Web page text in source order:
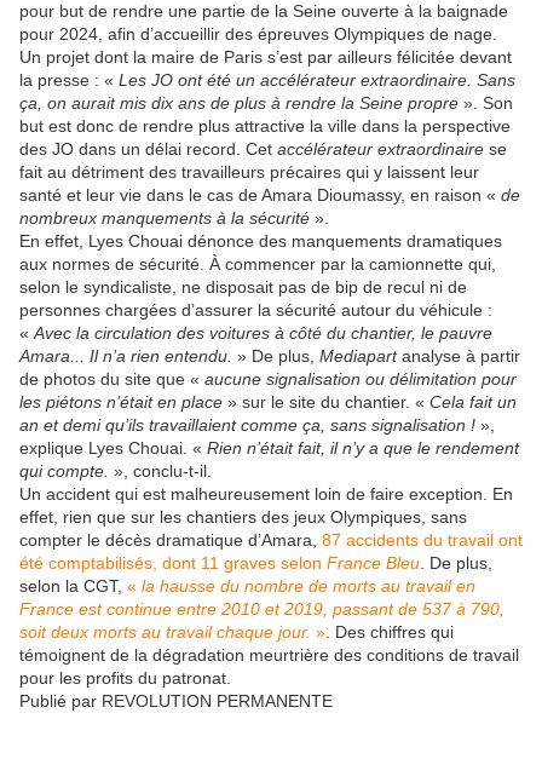
pour but de rendre une partie de la Seine ouverte à la baignade
pour 2024, afin d’accueillir des épreuves Olympiques de nage.
Un projet dont la maire de Paris s’est par ailleurs félicitée devant
la presse : « Les JO ont été un accélérateur extraordinaire. Sans
ça, on aurait mis dix ans de plus à rendre la Seine propre ». Son
but est donc de rendre plus attractive la ville dans la perspective
des JO dans un délai record. Cet accélérateur extraordinaire se
fait au détriment des travailleurs précaires qui y laissent leur
santé et leur vie dans le cas de Amara Dioumassy, en raison « de
nombreux manquements à la sécurité ».
En effet, Lyes Chouai dénonce des manquements dramatiques
aux normes de sécurité. À commencer par la camionnette qui,
selon le syndicaliste, ne disposait pas de bip de recul ni de
personnes chargées d’assurer la sécurité autour du véhicule :
« Avec la circulation des voitures à côté du chantier, le pauvre
Amara... Il n’a rien entendu. » De plus, Mediapartanalyse à partir
de photos du site que « aucune signalisation ou délimitation pour
les piétons n’était en place » sur le site du chantier. « Cela fait un
an et demi qu’ils travaillaient comme ça, sans signalisation ! »,
explique Lyes Chouai. « Rien n’était fait, il n’y a que le rendement
qui compte. », conclu-t-il.
Un accident qui est malheureusement loin de faire exception. En
effet, rien que sur les chantiers des jeux Olympiques, sans
compter le décès dramatique d’Amara, 87 accidents du travail ont
été comptabilisés, dont 11 graves selon France Bleu . De plus,
selon la CGT, « la hausse du nombre de morts au travail en
France est continue entre 2010 et 2019, passant de 537 à 790,
soit deux morts au travail chaque jour. » . Des chiffres qui
témoignent de la dégradation meurtrière des conditions de travail
pour les profits du patronat.
Publié par REVOLUTION PERMANENTE